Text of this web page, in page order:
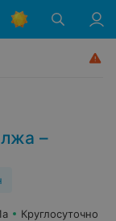
–
Круглосуточно